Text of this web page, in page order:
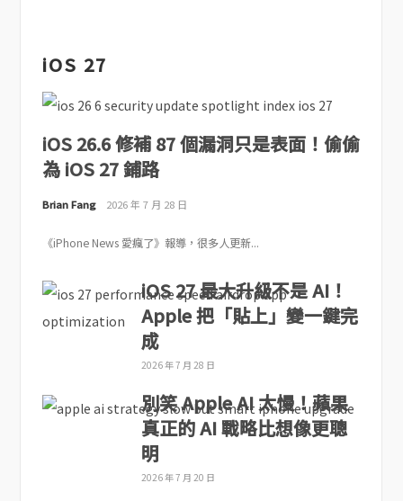
iOS 27
iOS 26.6 修補 87 個漏洞只是表面！偷偷
為 iOS 27 鋪路
Brian Fang 2026 年 7 月 28 日
《iPhone News 愛瘋了》報導，很多人更新...
iOS 27 最大升級不是 AI！
Apple 把「貼上」變一鍵完
成
2026 年 7 月 28 日
別笑 Apple AI 太慢！蘋果
真正的 AI 戰略比想像更聰
明
2026 年 7 月 20 日